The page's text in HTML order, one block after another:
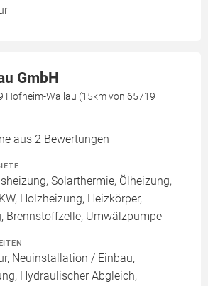
GmbH
Hofheim-Wallau (15km von 65719
aus 2 Bewertungen
Solarthermie, Ölheizung,
Holzheizung, Heizkörper,
Brennstoffzelle, Umwälzpumpe
Neuinstallation / Einbau,
Hydraulischer Abgleich,